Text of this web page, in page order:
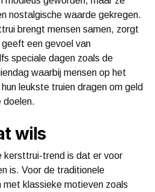
nostalgische waarde gekregen.
brengt mensen samen, zorgt
een gevoel van
speciale dagen zoals de
waarbij mensen op het
leukste truien dragen om geld
doelen.
wils
kersttrui-trend is dat er voor
is. Voor de traditionele
met klassieke motieven zoals